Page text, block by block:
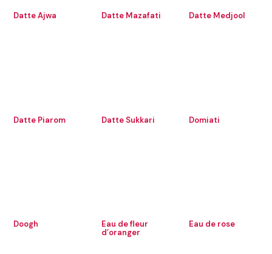
Datte Ajwa Datte Mazafati Datte Medjool
Datte Piarom Datte Sukkari Domiati
Doogh
Eau de fleur
d’oranger
Eau de rose